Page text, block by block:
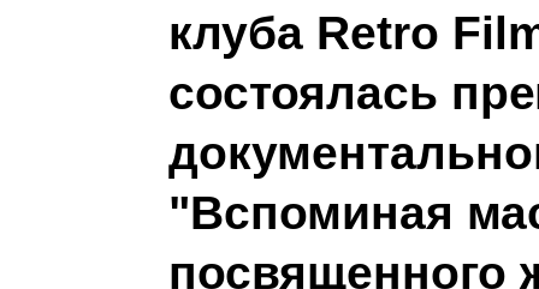
клуба Retro
состоялась
"Вспоминая
посвященного